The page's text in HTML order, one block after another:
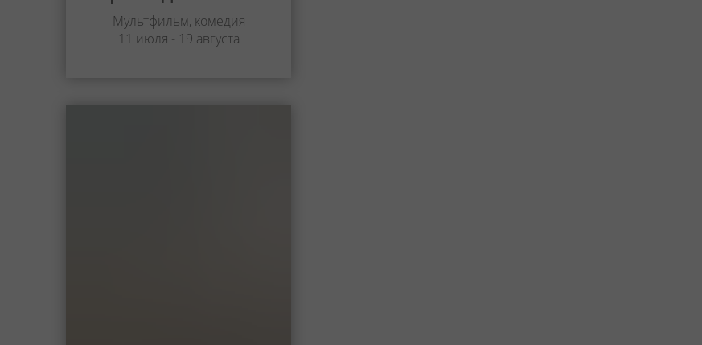
Мультфильм, комедия
11 июля - 19 августа